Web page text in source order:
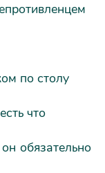
по столу
что
обязательно